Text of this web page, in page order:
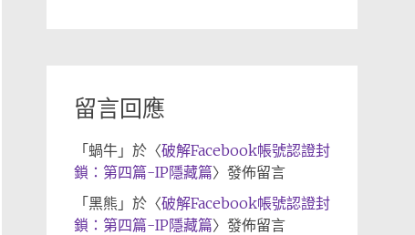
留言回應
「 蝸牛」於〈破解Facebook帳號認證封
鎖：第四篇-IP隱藏篇〉發佈留言
「 黑熊 」於〈破解Facebook帳號認證封
鎖：第四篇-IP隱藏篇〉發佈留言